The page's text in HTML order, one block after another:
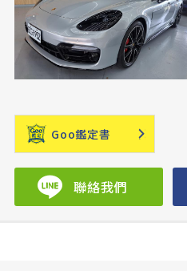
Goo鑑定書
聯絡我們